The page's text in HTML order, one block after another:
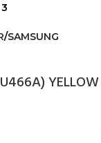
SAMSUNG
YELLOW